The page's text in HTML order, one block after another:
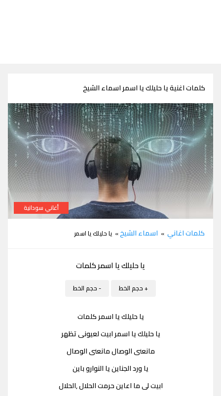
كلمات اغنية يا حليلك يا اسمر اسماء الشيخ
أغاني سودانية
كلمات اغاني » اسماء الشيخ» يا حليلك يا اسمر
يا حليلك يا اسمر كلمات
+ حجم الخط - حجم الخط
يا حليلك يا اسمر كلمات
يا حليلك يا اسمر ابيت لعيونى تظهر
مانعنى الوصال مانعنى الوصال
يا ورد الجناين يا النوارو باين
ابيت لى ما اعاين حرمت الحلال ,الحلال